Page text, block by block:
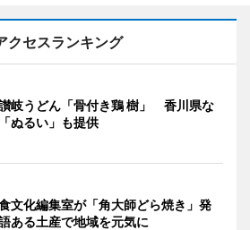
クセスランキング
岐うどん「骨付き鶏 樹」 香川県な
ぬるい」も提供
文化編集室が「角大師どら焼き」発
ある土産で地域を元気に